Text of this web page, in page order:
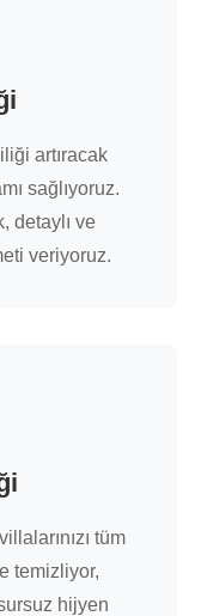
artıracak
sağlıyoruz.
detaylı ve
veriyoruz.
tüm
temizliyor,
hijyen